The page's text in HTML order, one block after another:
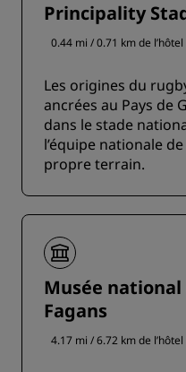
Principality
0.44 mi / 0.71 km de l’hôtel
Les origines du
ancrées au Pays de
dans le stade
l’équipe nationale
propre terrain.
Musée national
Fagans
4.17 mi / 6.72 km de l’hôtel